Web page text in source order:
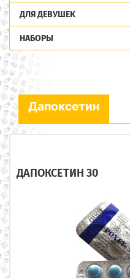
ДЛЯ ДЕВУШЕК
НАБОРЫ
Дапоксетин
ДАПОКСЕТИН 30